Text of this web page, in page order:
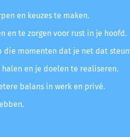
en keuzes te maken.
en te zorgen voor rust in je hoofd.
die momenten dat je net dat
en je doelen te realiseren.
balans in werk en privé.